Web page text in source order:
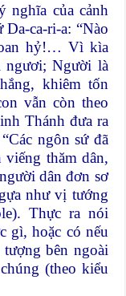
nghĩa của cảnh
ca-ri-a: “Nào
hỷ!… Vì kìa
ngươi; Người là
khiêm tốn
vẫn còn theo
Thánh đưa ra
ngôn sứ đã
thăm dân,
dân đơn sơ
như vị tướng
Thực ra nói
gì, hoặc có nếu
bên ngoài
(theo kiểu